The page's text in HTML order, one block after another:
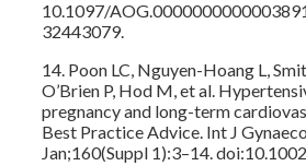
10.1097/
32443079.
14. Poon LC, Nguyen-Hoang L,
O’Brien P, Hod M, et al.
pregnancy and long-term
Best Practice Advice. Int J
Jan;160(Suppl 1):3–14.